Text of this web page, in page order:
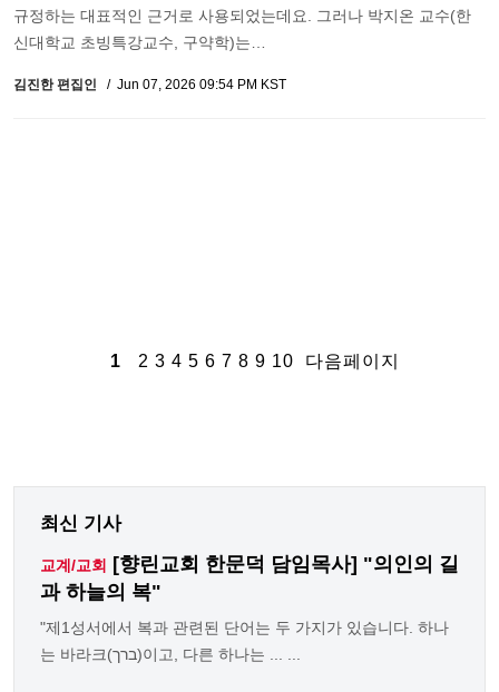
규정하는 대표적인 근거로 사용되었는데요. 그러나 박지온 교수(한
신대학교 초빙특강교수, 구약학)는…
김진한 편집인 Jun 07, 2026 09:54 PM KST
1 2 3 4 5 6 7 8 9 10 다음페이지
최신 기사
교계/교회
[향린교회 한문덕 담임목사] "의인의 길
과 하늘의 복"
"제1성서에서 복과 관련된 단어는 두 가지가 있습니다. 하나
는 바라크(ברך)이고, 다른 하나는 ... ...